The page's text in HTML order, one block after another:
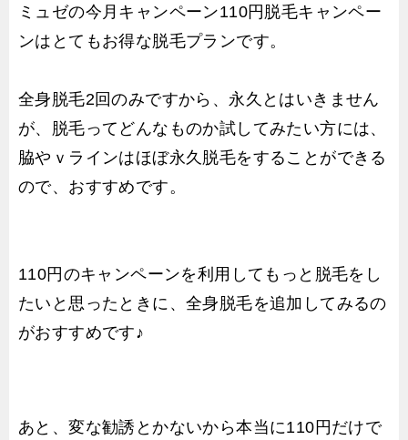
ミュゼの今月キャンペーン110円脱毛キャンペー
ンはとてもお得な脱毛プランです。
全身脱毛2回のみですから、永久とはいきません
が、脱毛ってどんなものか試してみたい方には、
脇やｖラインはほぼ永久脱毛をすることができる
ので、おすすめです。
110円のキャンペーンを利用してもっと脱毛をし
たいと思ったときに、全身脱毛を追加してみるの
がおすすめです♪
あと、変な勧誘とかないから本当に110円だけで